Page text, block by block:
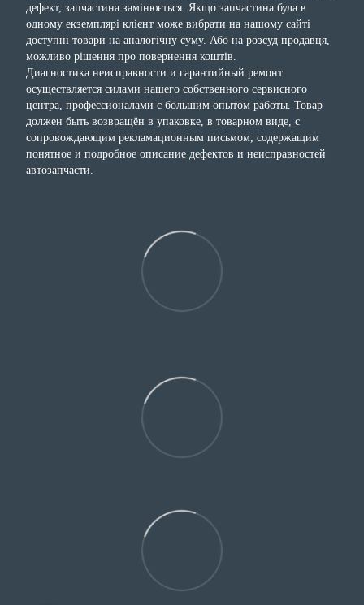
дефект, запчастина замінюється. Якщо запчастина була в
одному екземплярі клієнт може вибрати на нашому сайті
доступні товари на аналогічну суму. Або на розсуд продавця,
можливо рішення про повернення коштів.
Диагностика неисправности и гарантийный ремонт
осуществляется силами нашего собственного сервисного
центра, профессионалами с большим опытом работы. Товар
должен быть возвращён в упаковке, в товарном виде, с
сопровождающим рекламационным письмом, содержащим
понятное и подробное описание дефектов и неисправностей
автозапчасти.